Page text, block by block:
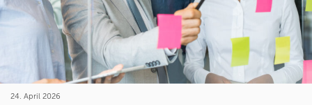
24. April 2026